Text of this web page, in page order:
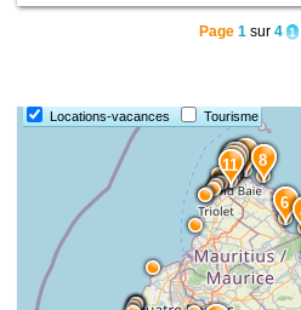
Page 1sur 4 1
Locations-vacances Tourisme
15
14
13
11
9 8
6